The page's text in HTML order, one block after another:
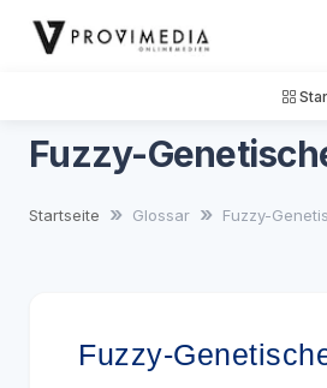
Fuzzy-
Startseite Glossar Fuzzy-
Fuzzy-